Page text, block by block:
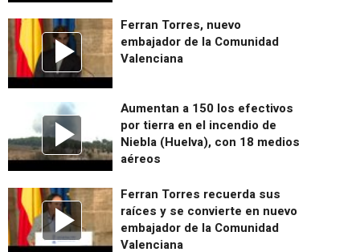
Ferran Torres, nuevo
embajador de la Comunidad
Valenciana
Aumentan a 150 los efectivos
por tierra en el incendio de
Niebla (Huelva), con 18 medios
aéreos
Ferran Torres recuerda sus
raíces y se convierte en nuevo
embajador de la Comunidad
Valenciana